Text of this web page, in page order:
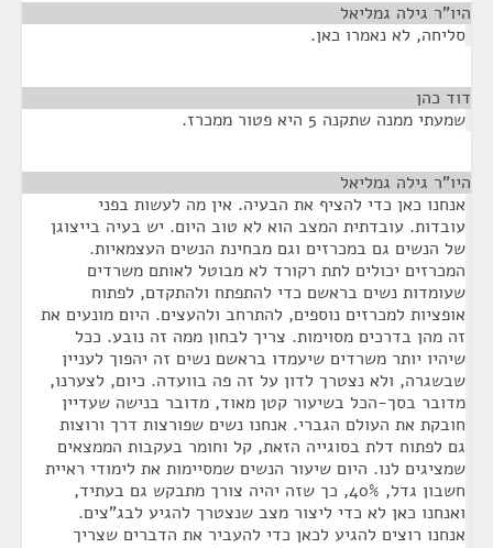
היו"ר גילה גמליאל
סליחה, לא נאמרו כאן.
דוד כהן
שמעתי ממנה שתקנה 5 היא פטור ממכרז.
היו"ר גילה גמליאל
אנחנו כאן כדי להציף את הבעיה. אין מה לעשות בפני
עובדות. עובדתית המצב הוא לא טוב היום. יש בעיה בייצוגן
של הנשים גם במכרזים וגם מבחינת הנשים העצמאיות.
המכרזים יכולים לתת רקורד לא מבוטל לאותם משרדים
שעומדות נשים בראשם כדי להתפתח ולהתקדם, לפתוח
אופציות למכרזים נוספים, להתרחב ולהעצים. היום מונעים את
זה מהן בדרכים מסוימות. צריך לבחון ממה זה נובע. ככל
שיהיו יותר משרדים שיעמדו בראשם נשים זה יהפוך לעניין
שבשגרה, ולא נצטרך לדון על זה פה בוועדה. כיום, לצערנו,
מדובר בסך-הכל בשיעור קטן מאוד, מדובר בנישה שעדיין
חובקת את העולם הגברי. אנחנו נשים שפורצות דרך ורוצות
גם לפתוח דלת בסוגייה הזאת, קל וחומר בעקבות הממצאים
שמציגים לנו. היום שיעור הנשים שמסיימות את לימודי ראיית
חשבון גדל, 40%, כך שזה יהיה צורך מתבקש גם בעתיד,
ואנחנו כאן לא כדי ליצור מצב שנצטרך להגיע לבג"צים.
אנחנו רוצים להגיע לכאן כדי להעביר את הדברים שצריך